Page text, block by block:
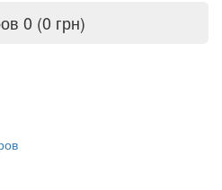
0 (0 грн)